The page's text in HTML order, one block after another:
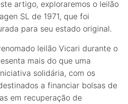
artigo, exploraremos o leilão
SL de 1971, que foi
para seu estado original.
leilão Vicari durante o
mais do que uma
solidária, com os
a financiar bolsas de
em recuperação de